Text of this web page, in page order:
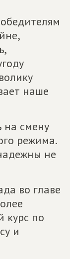
наше
на смену
режима.
не
во главе
курс по
и